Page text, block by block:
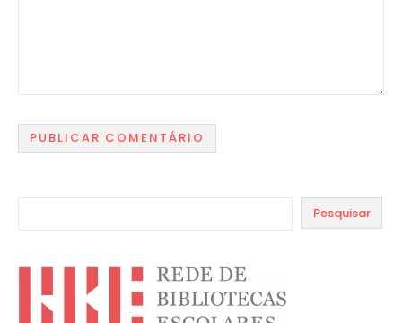
Pesquisar